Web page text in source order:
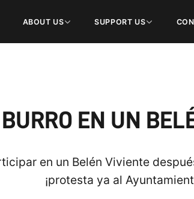
ABOUT US SUPPORT US
EN UN
en un Belén Viviente
¡protesta ya al